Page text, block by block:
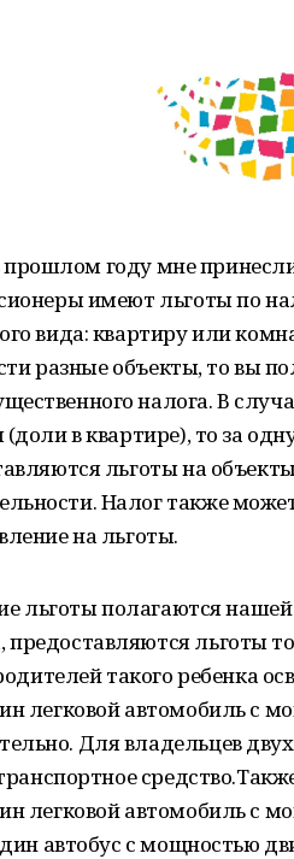
прошлом году мне
имеют льготы по
вида: квартиру или
разные объекты, то вы
налога. В
в квартире), то за
льготы на
Налог также
на льготы.
льготы полагаются
льготы
такого ребенка
легковой автомобиль с
Для владельцев
легковой автомобиль с
автобус с мощностью